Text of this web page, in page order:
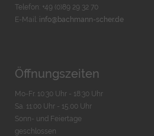
Telefon: +49 (0)89 29 32 70
E-Mail: info@bachmann-scher.de
Öffnungszeiten
Mo-Fr. 10:30 Uhr - 18:30 Uhr
Sa. 11:00 Uhr - 15.00 Uhr
Sonn- und Feiertage
geschlossen